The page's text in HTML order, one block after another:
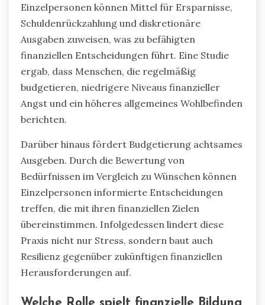
und wesentliche Bedürfnisse priorisieren. Dieser
proaktive Ansatz fördert ein Gefühl von
Sicherheit und reduziert die Angst in Bezug auf
finanzielle Unsicherheiten.
Die Erstellung eines Budgets schafft eine klare
Roadmap zur Erreichung finanzieller Ziele.
Einzelpersonen können Mittel für Ersparnisse,
Ausgaben zuweisen, was zu befähigten
finanziellen Entscheidungen führt. Eine Studie
ergab, dass Menschen, die regelmäßig
budgetieren, niedrigere Niveaus finanzieller
Angst und ein höheres allgemeines Wohlbefinden
berichten.
Darüber hinaus fördert Budgetierung achtsames
Ausgeben. Durch die Bewertung von
Bedürfnissen im Vergleich zu Wünschen können
Einzelpersonen informierte Entscheidungen